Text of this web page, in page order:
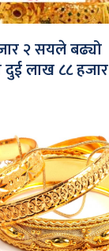
२ सयले बढ्यो
लाख ८८ हजार